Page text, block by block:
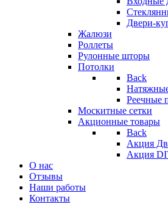
Двери-
Жалюзи
Роллеты
Рулонные шторы
Потолки
Back
Реечные
Москитные сетки
Акционные товары
Back
Акция
Акция
О нас
Отзывы
Наши работы
Контакты